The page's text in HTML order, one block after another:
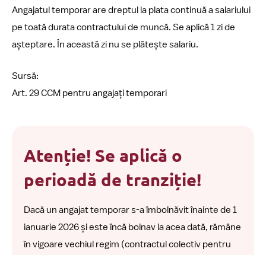
Angajatul temporar are dreptul la plata continuă a salariului
pe toată durata contractului de muncă. Se aplică 1 zi de
așteptare. În această zi nu se plătește salariu.
Sursă:
Art. 29 CCM pentru angajați temporari
Atenție! Se aplică o
perioadă de tranziție!
Dacă un angajat temporar s-a îmbolnăvit înainte de 1
ianuarie 2026 și este încă bolnav la acea dată, rămâne
în vigoare vechiul regim (contractul colectiv pentru